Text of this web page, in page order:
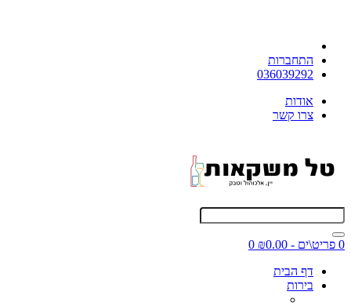
התחברות
036039292
אודות
צרו קשר
0 פריט\ים - ₪0.00
0
דף הבית
בירות